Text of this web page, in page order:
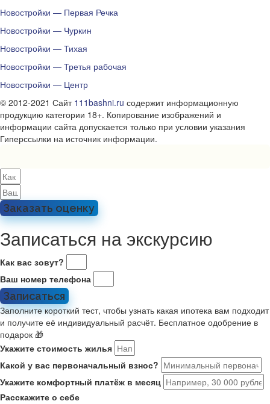
Новостройки — Первая Речка
Новостройки — Чуркин
Новостройки — Тихая
Новостройки — Третья рабочая
Новостройки — Центр
© 2012-2021 Сайт 111bashni.ru содержит информационную
продукцию категории 18+. Копирование изображений и
информации сайта допускается только при условии указания
Гиперссылки на источник информации.
Заказать оценку
Записаться на экскурсию
Как вас зовут?
Ваш номер телефона
Записаться
Заполните короткий тест, чтобы узнать какая ипотека вам подходит
и получите её индивидуальный расчёт. Бесплатное одобрение в
подарок 🎁
Укажите стоимость жилья
Какой у вас первоначальный взнос?
Укажите комфортный платёж в месяц
Расскажите о себе